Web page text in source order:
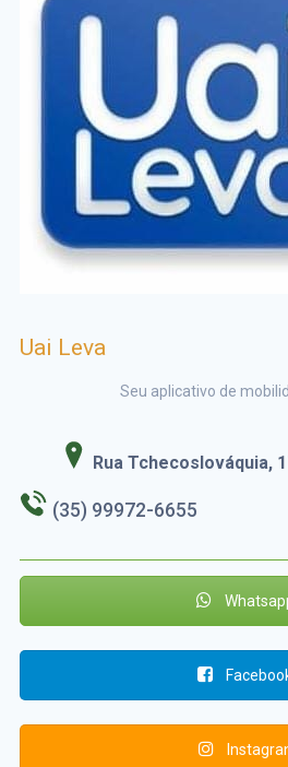
Uai Leva
Seu aplicativo de
Rua Tchecoslováquia,
(35) 99972-6655